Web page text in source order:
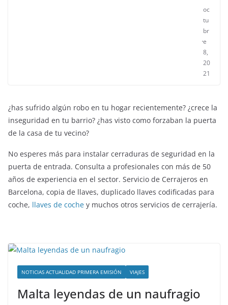
oc
tu
br
e
8,
20
21
¿has sufrido algún robo en tu hogar recientemente? ¿crece la
inseguridad en tu barrio? ¿has visto como forzaban la puerta
de la casa de tu vecino?
No esperes más para instalar cerraduras de seguridad en la
puerta de entrada. Consulta a profesionales con más de 50
años de experiencia en el sector. Servicio de Cerrajeros en
Barcelona, copia de llaves, duplicado llaves codificadas para
coche, llaves de coche y muchos otros servicios de cerrajería.
NOTICIAS ACTUALIDAD PRIMERA EMISIÓN VIAJES
Malta leyendas de un naufragio